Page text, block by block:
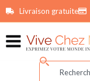
principalLivraison gratuite